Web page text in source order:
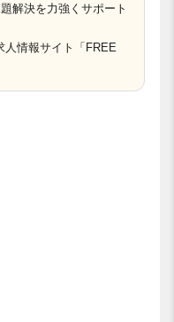
解決を力強くサポート
人情報サイト「FREE